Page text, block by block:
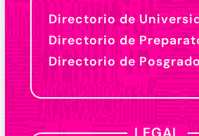
Directorio de
Directorio de
Directorio de